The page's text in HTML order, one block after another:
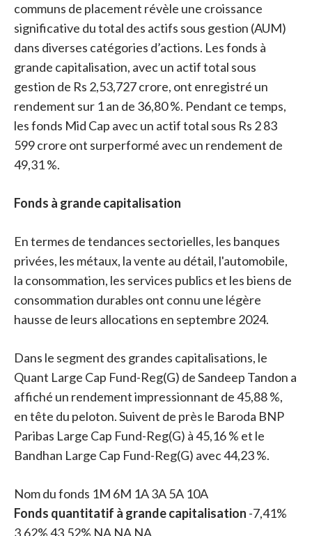
communs de placement révèle une croissance
significative du total des actifs sous gestion (AUM)
dans diverses catégories d’actions. Les fonds à
grande capitalisation, avec un actif total sous
gestion de Rs 2,53,727 crore, ont enregistré un
rendement sur 1 an de 36,80 %. Pendant ce temps,
les fonds Mid Cap avec un actif total sous Rs 2 83
599 crore ont surperformé avec un rendement de
49,31 %.
Fonds à grande capitalisation
En termes de tendances sectorielles, les banques
privées, les métaux, la vente au détail, l'automobile,
la consommation, les services publics et les biens de
consommation durables ont connu une légère
hausse de leurs allocations en septembre 2024.
Dans le segment des grandes capitalisations, le
Quant Large Cap Fund-Reg(G) de Sandeep Tandon a
affiché un rendement impressionnant de 45,88 %,
en tête du peloton. Suivent de près le Baroda BNP
Paribas Large Cap Fund-Reg(G) à 45,16 % et le
Bandhan Large Cap Fund-Reg(G) avec 44,23 %.
Nom du fonds 1M 6M 1A 3A 5A 10A
Fonds quantitatif à grande capitalisation -7,41%
3,62% 43,52% NA NA NA